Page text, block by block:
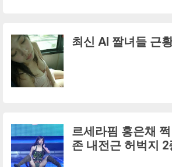
최신 AI 짤녀들 근
르세라핌 홍은채
존 내전근 허벅지 2